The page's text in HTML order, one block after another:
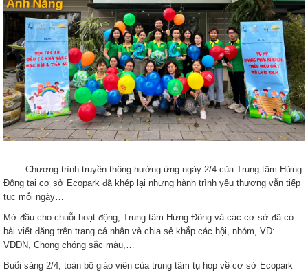
Chương trình truyền thông hưởng ứng ngày 2/4 của Trung tâm Hừng
Đông tại cơ sở Ecopark đã khép lại nhưng hành trình yêu thương vẫn tiếp
tục mỗi ngày…
Mở đầu cho chuỗi hoạt động, Trung tâm Hừng Đông và các cơ sở đã có
bài viết đăng trên trang cá nhân và chia sẻ khắp các hội, nhóm, VD:
VDDN, Chong chóng sắc màu,…
Buổi sáng 2/4, toàn bộ giáo viên của trung tâm tụ họp về cơ sở Ecopark